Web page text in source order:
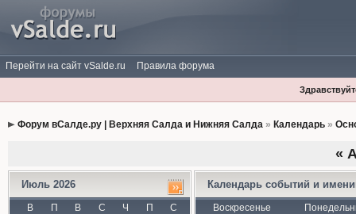
Перейти на сайт vSalde.ru Правила форума
Форум вСалде.ру | Верхняя Салда и Нижняя Салда» Календарь»
«
Июль 2026
В П В С Ч П С
Календарь событий и
Воскресенье